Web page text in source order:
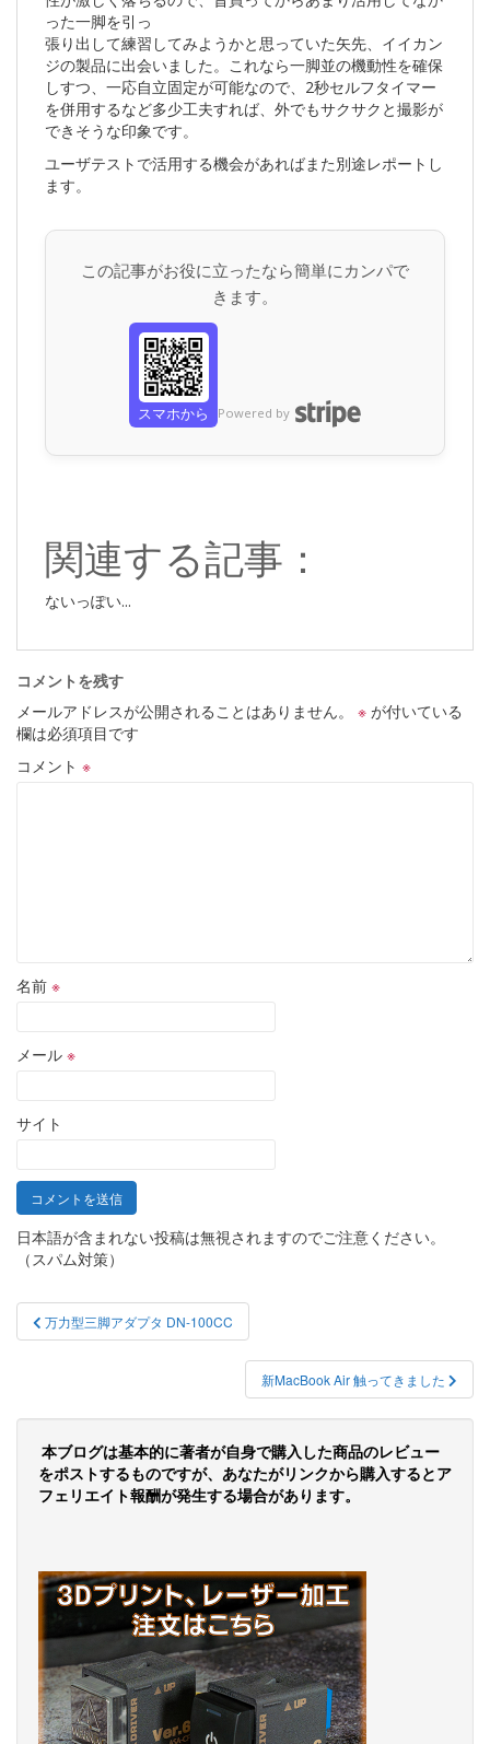
った一脚を引っ
張り出して練習してみようかと思っていた矢先、イイカン
ジの製品に出会いました。これなら一脚並の機動性を確保
しすつ、一応自立固定が可能なので、2秒セルフタイマー
を併用するなど多少工夫すれば、外でもサクサクと撮影が
できそうな印象です。
ユーザテストで活用する機会があればまた別途レポートし
ます。
この記事がお役に立ったなら簡単にカンパで
きます。
スマホから Powered by
関連する記事：
ないっぽい...
コメントを残す
メールアドレスが公開されることはありません。
※ が付いている
欄は必須項目です
コメント ※
名前 ※
メール ※
サイト
日本語が含まれない投稿は無視されますのでご注意ください。
（スパム対策）
投
稿
ビ
ゲ
ー
ョ
ン
万力型三脚アダプタ DN-100CC
新MacBook Air 触ってきました
本ブログは基本的に著者が自身で購入した商品のレビュー
をポストするものですが、あなたがリンクから購入するとア
フェリエイト報酬が発生する場合があります。